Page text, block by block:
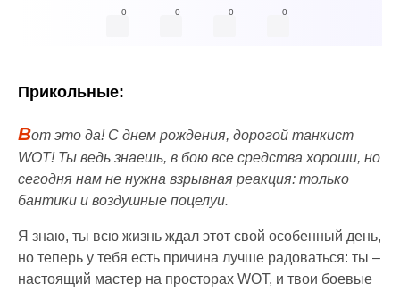
0 0 0 0
Прикольные:
Вот это да! С днем рождения, дорогой танкист
WOT! Ты ведь знаешь, в бою все средства хороши, но
сегодня нам не нужна взрывная реакция: только
бантики и воздушные поцелуи.
Я знаю, ты всю жизнь ждал этот свой особенный день,
но теперь у тебя есть причина лучше радоваться: ты –
настоящий мастер на просторах WOT, и твои боевые